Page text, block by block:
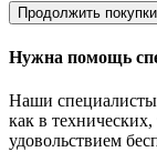
Продолжить покупки
Нужна помощь
Наши специалисты
как в технических,
удовольствием